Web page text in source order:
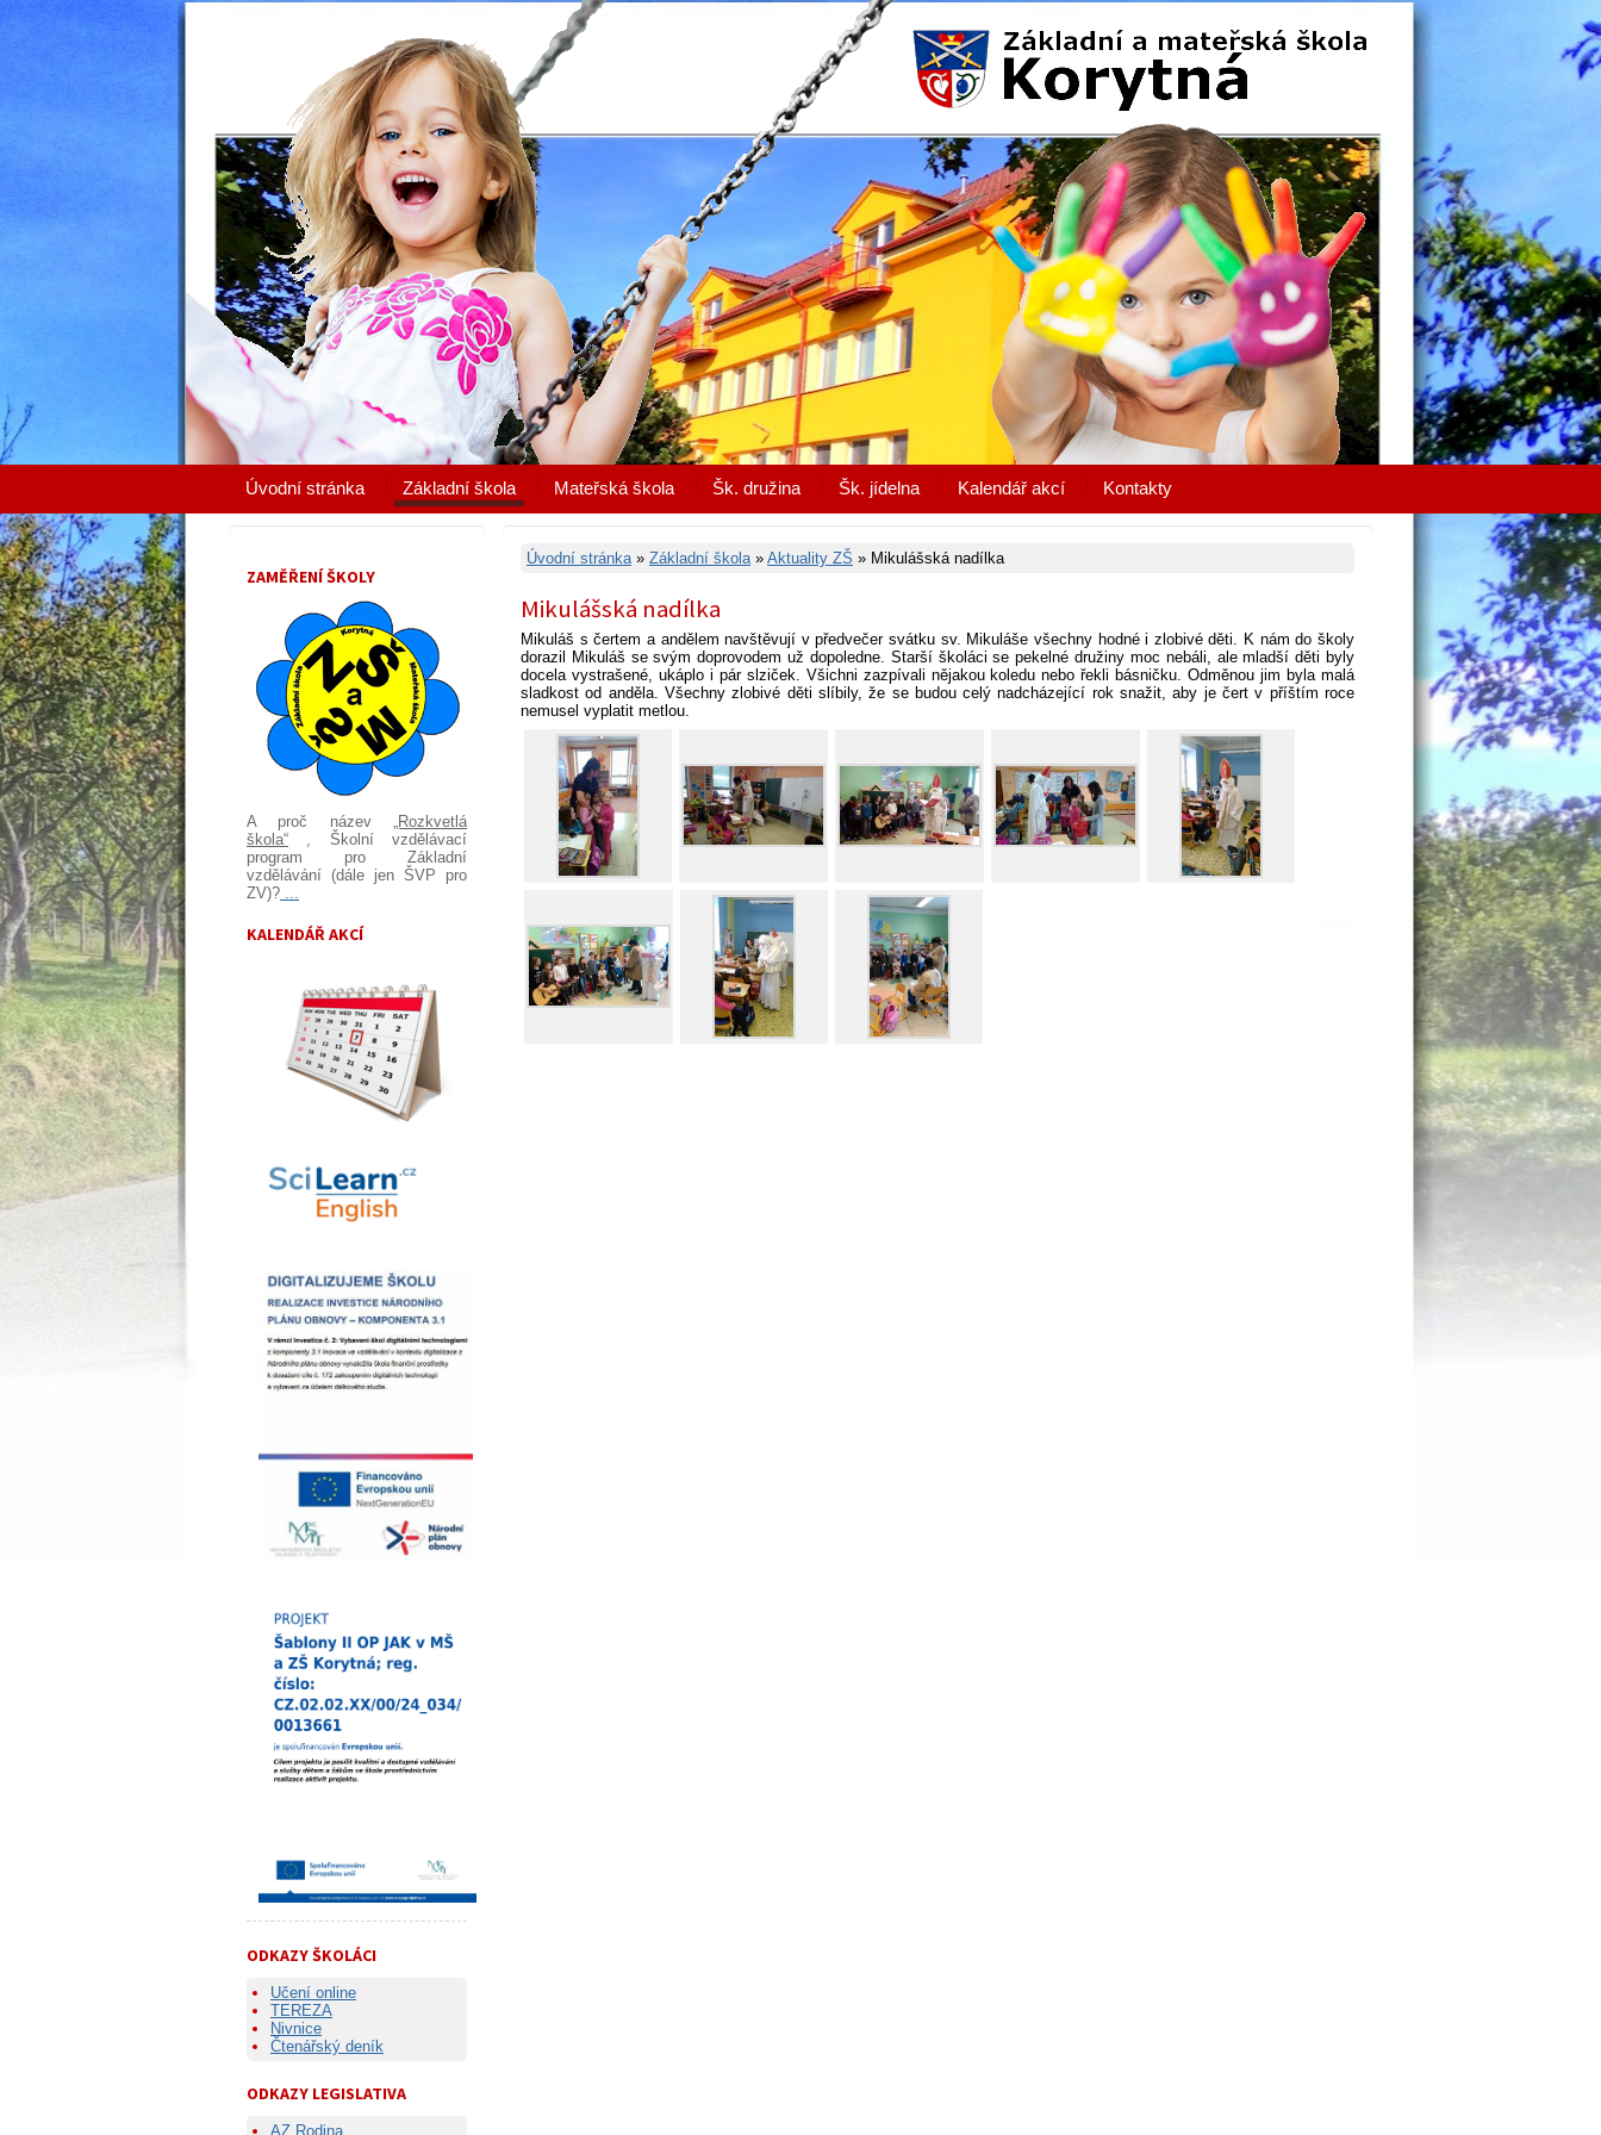
Úvodní stránka Základní škola Mateřská škola Šk. družina Šk. jídelna Kalendář akcí Kontakty
Úvodní stránka» Základní škola» Aktuality ZŠ » Mikulášská nadílka
Mikulášská nadílka
Mikuláš s čertem a andělem navštěvují v předvečer svátku sv. Mikuláše všechny hodné i zlobivé děti. K nám do školy
dorazil Mikuláš se svým doprovodem už dopoledne. Starší školáci se pekelné družiny moc nebáli, ale mladší děti byly
docela vystrašené, ukáplo i pár slziček. Všichni zazpívali nějakou koledu nebo řekli básničku. Odměnou jim byla malá
sladkost od anděla. Všechny zlobivé děti slíbily, že se budou celý nadcházející rok snažit, aby je čert v příštím roce
nemusel vyplatit metlou.
ZAMĚŘENÍ ŠKOLY
A proč název
„Rozkvetlá
škola“ , Školní vzdělávací
program pro Základní
vzdělávání (dále jen ŠVP pro
ZV)?
KALENDÁŘ AKCÍ
ODKAZY ŠKOLÁCI
Učení online
TEREZA
Nivnice
Čtenářský deník
ODKAZY LEGISLATIVA
AZ Rodina